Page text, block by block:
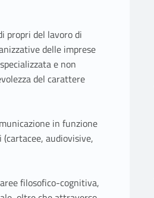
propri del lavoro di
delle imprese
e non
del carattere
in funzione
audiovisive,
filosofico-cognitiva,